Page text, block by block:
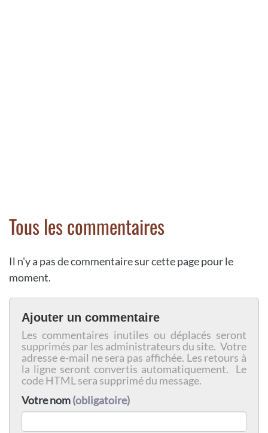
Tous les commentaires
Il n'y a pas de commentaire sur cette page pour le
moment.
Ajouter un commentaire
Les commentaires inutiles ou déplacés seront
supprimés par les administrateurs du site. Votre
adresse e-mail ne sera pas affichée. Les retours à
la ligne seront convertis automatiquement. Le
code HTML sera supprimé du message.
Votre nom(obligatoire)